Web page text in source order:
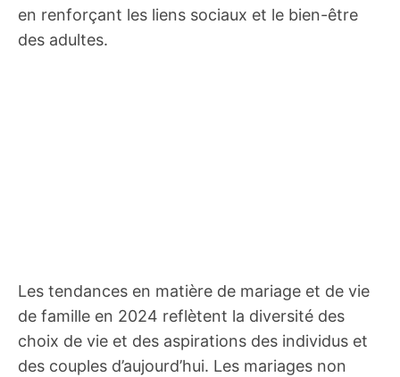
en renforçant les liens sociaux et le bien-être
des adultes.
Les tendances en matière de mariage et de vie
de famille en 2024 reflètent la diversité des
choix de vie et des aspirations des individus et
des couples d’aujourd’hui. Les mariages non